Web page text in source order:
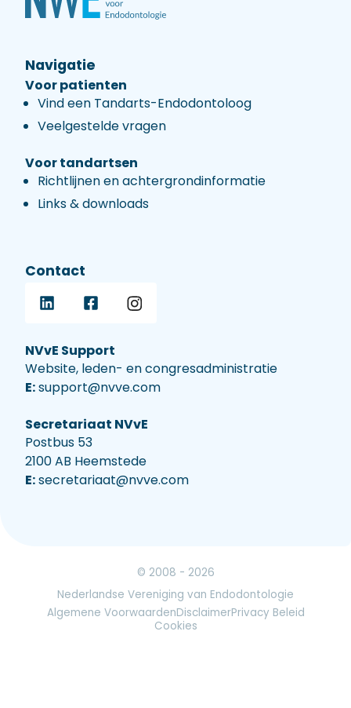
Navigatie
Voor patienten
Vind een Tandarts-Endodontoloog
Veelgestelde vragen
Voor tandartsen
Richtlijnen en achtergrondinformatie
Links & downloads
Contact
NVvE Support
Website, leden- en congresadministratie
E:support@nvve.com
Secretariaat NVvE
Postbus 53
2100 AB Heemstede
E:secretariaat@nvve.com
© 2008 - 2026
Nederlandse Vereniging van Endodontologie
Algemene VoorwaardenDisclaimerPrivacy Beleid
Cookies